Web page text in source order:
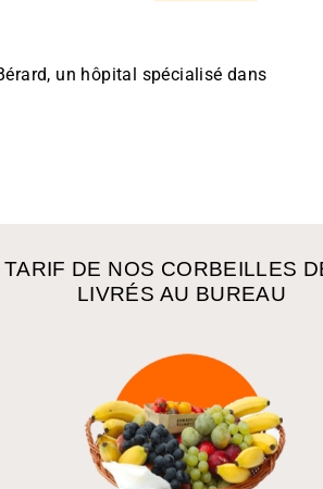
un hôpital spécialisé dans
DE NOS CORBEILLES
LIVRÉS AU BUREAU